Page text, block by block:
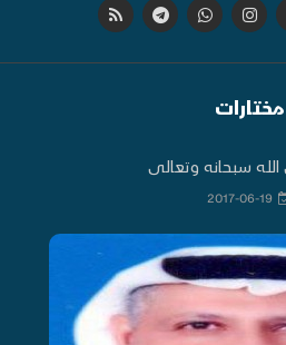
مختارات
الله سبحانه وتعالى
2017-06-19